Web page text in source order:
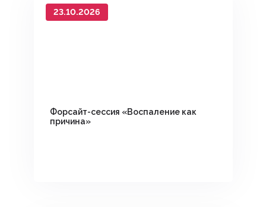
23.10.2026
Форсайт-сессия «Воспаление как
причина»